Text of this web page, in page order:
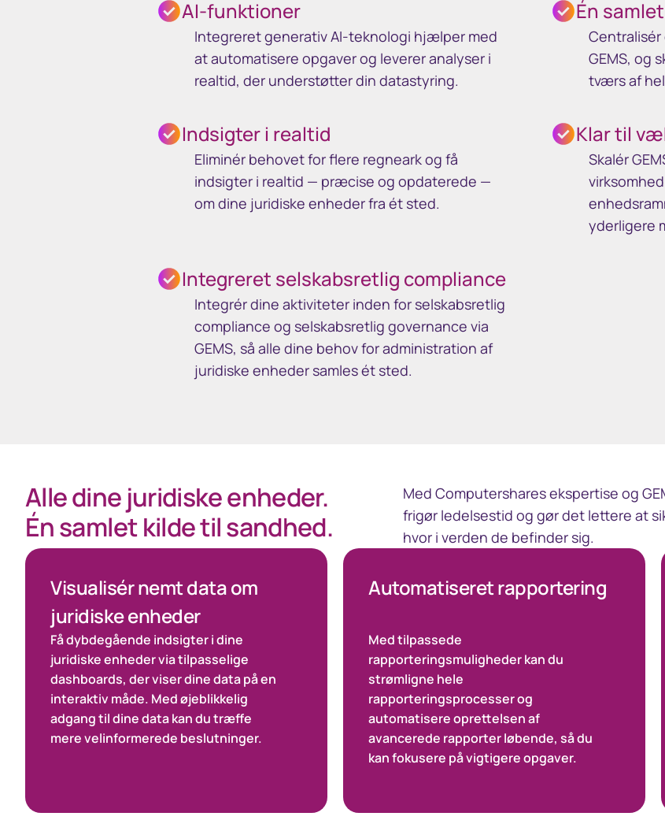
AI-funktioner
Integreret generativ AI-teknologi hjælper med
at automatisere opgaver og leverer analyser i
realtid, der understøtter din datastyring.
Én
Centralisér
GEMS, og
tværs af
Indsigter i realtid
Eliminér behovet for flere regneark og få
indsigter i realtid — præcise og opdaterede —
om dine juridiske enheder fra ét sted.
Klar til
Skalér
yderligere
Integreret selskabsretlig compliance
Integrér dine aktiviteter inden for selskabsretlig
compliance og selskabsretlig governance via
GEMS, så alle dine behov for administration af
juridiske enheder samles ét sted.
Alle dine juridiske enheder.
Én samlet kilde til sandhed.
Med Computershares ekspertise og
frigør ledelsestid og gør det lettere at
hvor i verden de befinder sig.
Visualisér nemt data om
juridiske enheder
Få dybdegående indsigter i dine
juridiske enheder via tilpasselige
dashboards, der viser dine data på en
interaktiv måde. Med øjeblikkelig
adgang til dine data kan du træffe
mere velinformerede beslutninger.
Automatiseret rapportering
Med tilpassede
rapporteringsmuligheder kan du
strømligne hele
rapporteringsprocesser og
automatisere oprettelsen af
avancerede rapporter løbende, så du
kan fokusere på vigtigere opgaver.